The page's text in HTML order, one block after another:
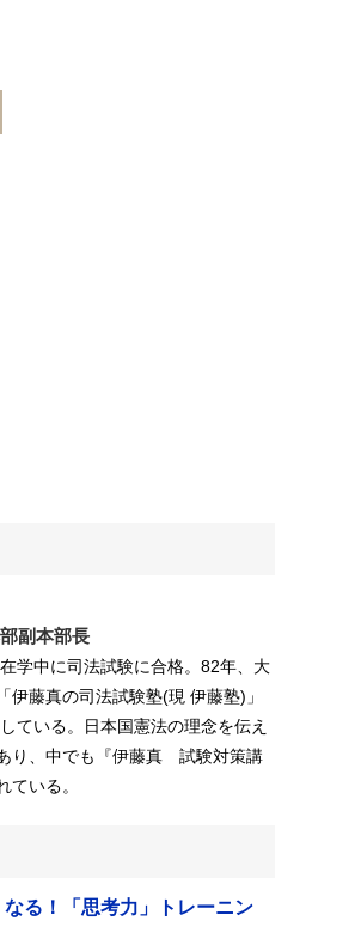
副本部長
学中に司法試験に合格。82年、大
藤真の司法試験塾(現 伊藤塾)」
ている。日本国憲法の理念を伝え
り、中でも『伊藤真 試験対策講
いる。
る！「思考力」トレーニン